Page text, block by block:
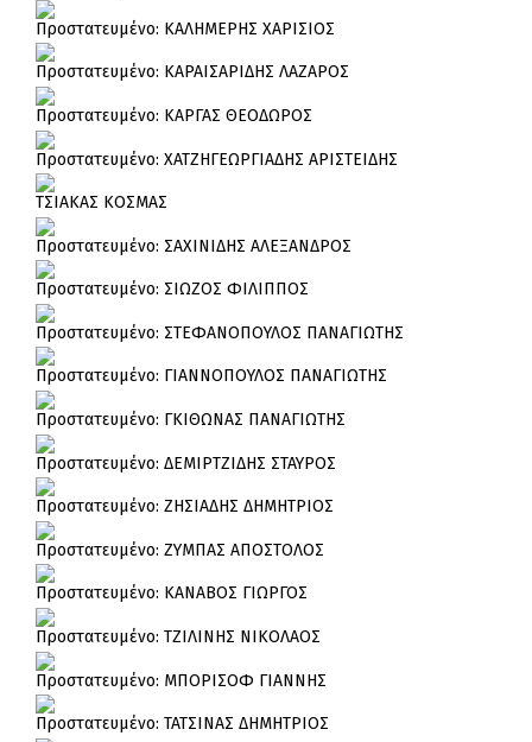
Πρoστατευμένο: ΚΑΛΗΜΕΡΗΣ ΧΑΡΙΣΙΟΣ
Πρoστατευμένο: ΚΑΡΑΙΣΑΡΙΔΗΣ ΛΑΖΑΡΟΣ
Πρoστατευμένο: ΚΑΡΓΑΣ ΘΕΟΔΩΡΟΣ
Πρoστατευμένο: ΧΑΤΖΗΓΕΩΡΓΙΑΔΗΣ ΑΡΙΣΤΕΙΔΗΣ
ΤΣΙΑΚΑΣ ΚΟΣΜΑΣ
Πρoστατευμένο: ΣΑΧΙΝΙΔΗΣ ΑΛΕΞΑΝΔΡΟΣ
Πρoστατευμένο: ΣΙΩΖΟΣ ΦΙΛΙΠΠΟΣ
Πρoστατευμένο: ΣΤΕΦΑΝΟΠΟΥΛΟΣ ΠΑΝΑΓΙΩΤΗΣ
Πρoστατευμένο: ΓΙΑΝΝΟΠΟΥΛΟΣ ΠΑΝΑΓΙΩΤΗΣ
Πρoστατευμένο: ΓΚΙΘΩΝΑΣ ΠΑΝΑΓΙΩΤΗΣ
Πρoστατευμένο: ΔΕΜΙΡΤΖΙΔΗΣ ΣΤΑΥΡΟΣ
Πρoστατευμένο: ΖΗΣΙΑΔΗΣ ΔΗΜΗΤΡΙΟΣ
Πρoστατευμένο: ΖΥΜΠΑΣ ΑΠΟΣΤΟΛΟΣ
Πρoστατευμένο: ΚΑΝΑΒΟΣ ΓΙΩΡΓΟΣ
Πρoστατευμένο: ΤΖΙΛΙΝΗΣ ΝΙΚΟΛΑΟΣ
Πρoστατευμένο: ΜΠΟΡΙΣΟΦ ΓΙΑΝΝΗΣ
Πρoστατευμένο: ΤΑΤΣΙΝΑΣ ΔΗΜΗΤΡΙΟΣ